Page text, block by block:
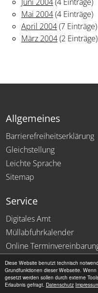
Diese Website benutzt technisch
Grundfunktionen dieser Webseite.
gesetzt werden sollen durch externe
Erlaubnis gefragt. Datenschutz
Mai 2004(4 Einträge)
April 2004(7 Einträge)
März 2004(2 Einträge)
Allgemeines
Barrierefreiheitserklärung
Gleichstellung
Leichte Sprache
Sitemap
Service
Digitales Amt
Müllabfuhrkalender
Online
Presseservice
Karriere & Stellenangebote
Stadtrat